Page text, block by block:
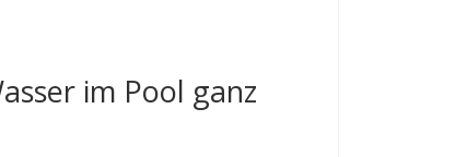
im Pool ganz